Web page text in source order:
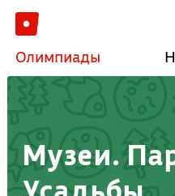
Олимпиады
Музеи.